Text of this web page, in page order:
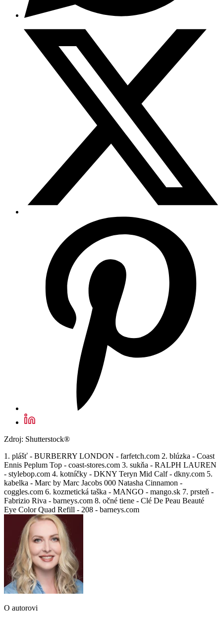
Zdroj: Shutterstock®
1. plášť - BURBERRY LONDON - farfetch.com 2. blúzka - Coast
Ennis Peplum Top - coast-stores.com 3. sukňa - RALPH LAUREN
- stylebop.com 4. kotníčky - DKNY Teryn Mid Calf - dkny.com 5.
kabelka - Marc by Marc Jacobs 000 Natasha Cinnamon -
coggles.com 6. kozmetická taška - MANGO - mango.sk 7. prsteň -
Fabrizio Riva - barneys.com 8. očné tiene - Clé De Peau Beauté
Eye Color Quad Refill - 208 - barneys.com
O autorovi